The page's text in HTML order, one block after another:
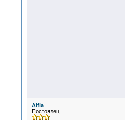
Alfia
Постоялец